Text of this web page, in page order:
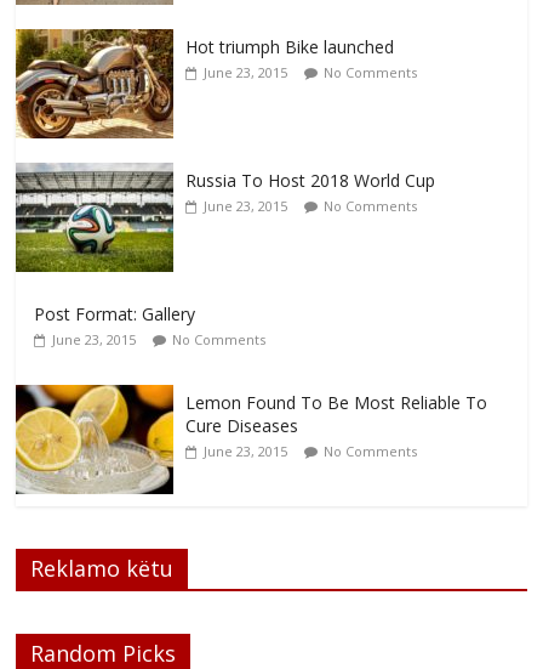
Hot triumph Bike launched
June 23, 2015 No Comments
Russia To Host 2018 World Cup
June 23, 2015 No Comments
Post Format: Gallery
June 23, 2015 No Comments
Lemon Found To Be Most Reliable To
Cure Diseases
June 23, 2015 No Comments
Reklamo këtu
Random Picks